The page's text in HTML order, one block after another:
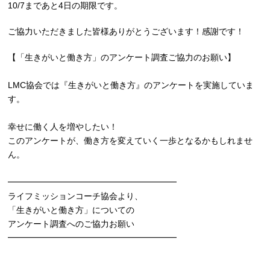
10/7まであと4日の期限です。
ご協力いただきました皆様ありがとうございます！感謝です！
【「生きがいと働き方」のアンケート調査ご協力のお願い】
LMC協会では『生きがいと働き方』のアンケートを実施していま
す。
幸せに働く人を増やしたい！
このアンケートが、働き方を変えていく一歩となるかもしれませ
ん。
━━━━━━━━━━━━━━━━━━━━
ライフミッションコーチ協会より、
「生きがいと働き方」についての
アンケート調査へのご協力お願い
━━━━━━━━━━━━━━━━━━━━